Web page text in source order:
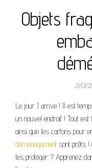
Objets
21/01/
Le jour J arrive ! Il est
un nouvel endroit ! Tout est
ainsi que les cartons pour
déménagement sont prêts !
les protéger ? Apprenez